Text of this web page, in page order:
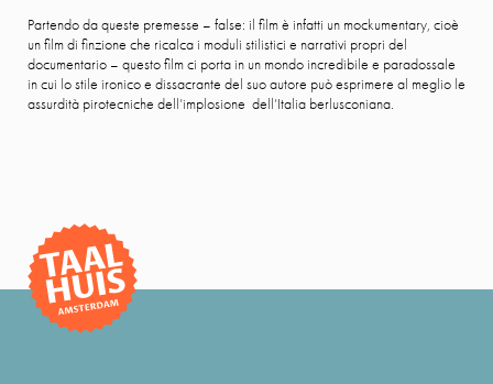
Partendo da queste premesse – false: il film è infatti un mockumentary, cioè
un film di finzione che ricalca i moduli stilistici e narrativi propri del
documentario – questo film ci porta in un mondo incredibile e paradossale
in cui lo stile ironico e dissacrante del suo autore può esprimere al meglio le
assurdità pirotecniche dell’implosione dell’Italia berlusconiana.